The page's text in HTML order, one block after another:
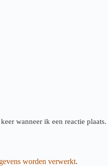
wanneer ik een reactie plaats.
worden verwerkt.